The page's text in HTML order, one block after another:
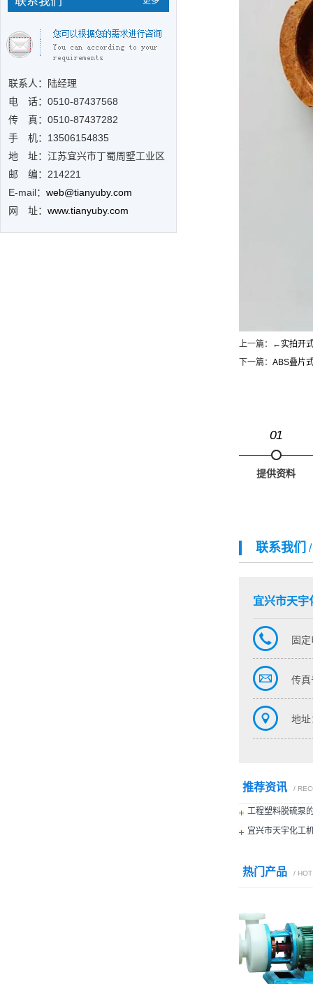
联系人：陆经理
电 话：0510-87437568
传 真：0510-87437282
手 机：13506154835
地 址：江苏宜兴市丁蜀周墅工业区
邮 编：214221
E-mail： web@tianyuby.com
网 址： www.tianyuby.com
上一篇： ←实拍开
下一篇： ABS叠片
01
提供资料
联系我们
宜兴市天宇
固
传真
地址
推荐资讯 /
工程塑料脱硫泵
宜兴市天宇化工
热门产品 /